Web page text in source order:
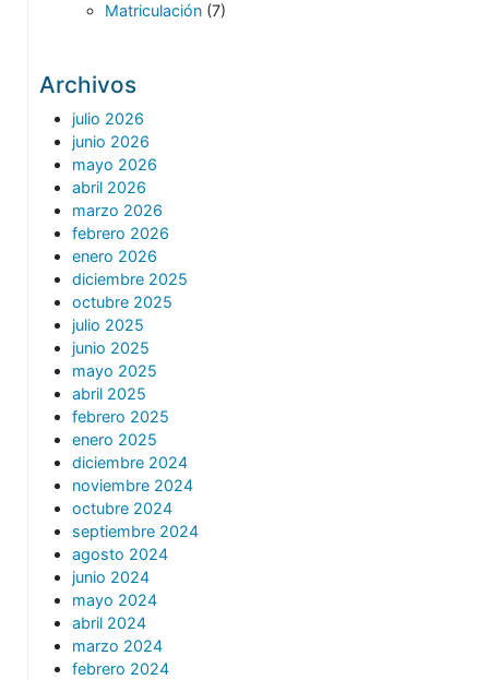
Matriculación (7)
Archivos
julio 2026
junio 2026
mayo 2026
abril 2026
marzo 2026
febrero 2026
enero 2026
diciembre 2025
octubre 2025
julio 2025
junio 2025
mayo 2025
abril 2025
febrero 2025
enero 2025
diciembre 2024
noviembre 2024
octubre 2024
septiembre 2024
agosto 2024
junio 2024
mayo 2024
abril 2024
marzo 2024
febrero 2024